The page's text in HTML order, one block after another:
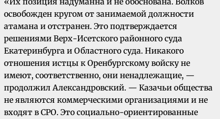
освобожден кругом от занимаемой должности
атамана и отстранен. Это подтверждается
решениями Верх-Исетского районного суда
Екатеринбурга и Областного суда. Никакого
отношения истцы к Оренбургскому войску не
имеют, соответственно, они ненадлежащие, —
продолжил Александровский. — Казачьи общества
не являются коммерческими организациями и не
входят в СРО. Это социально-ориентированные